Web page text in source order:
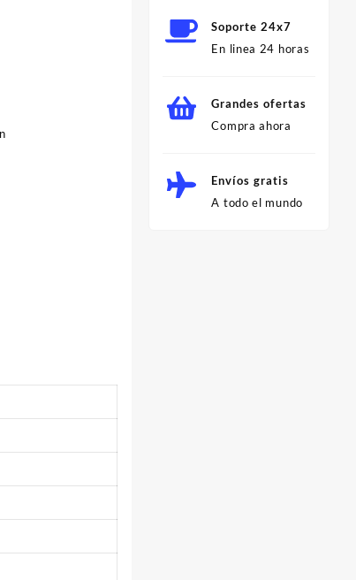
Soporte 24x7
En linea 24 horas
Grandes ofertas
Compra ahora
Envíos gratis
A todo el mundo